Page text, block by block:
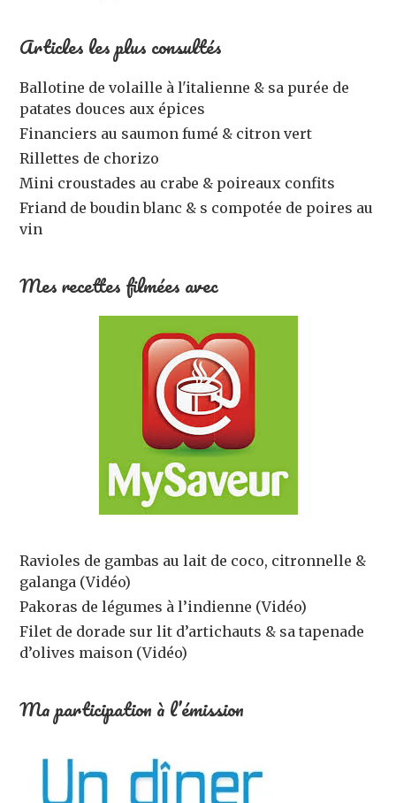
Articles les plus consultés
Ballotine de volaille à l'italienne & sa purée de
patates douces aux épices
Financiers au saumon fumé & citron vert
Rillettes de chorizo
Mini croustades au crabe & poireaux confits
Friand de boudin blanc & s compotée de poires au
vin
Mes recettes filmées avec
Ravioles de gambas au lait de coco, citronnelle &
galanga (Vidéo)
Pakoras de légumes à l’indienne (Vidéo)
Filet de dorade sur lit d’artichauts & sa tapenade
d’olives maison (Vidéo)
Ma participation à l’émission